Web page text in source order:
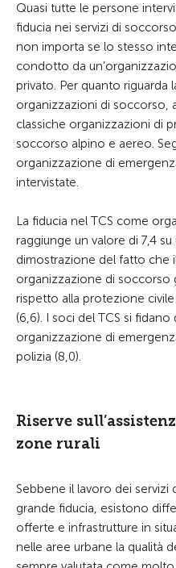
Quasi tutte le persone
fiducia nei servizi di
non importa se lo stesso
condotto da
privato. Per quanto riguarda
organizzazioni di soccorso,
classiche organizzazioni di
soccorso alpino e aereo.
organizzazione di
intervistate.
La fiducia nel TCS come
raggiunge un valore di 7,4
dimostrazione del fatto che
organizzazione di soccorso
rispetto alla protezione civile
(6,6). I soci del TCS si fidano
organizzazione di
polizia (8,0).
Riserve
zone rurali
Sebbene il lavoro dei
grande fiducia, esistono
offerte e infrastrutture in
nelle aree urbane la qualità